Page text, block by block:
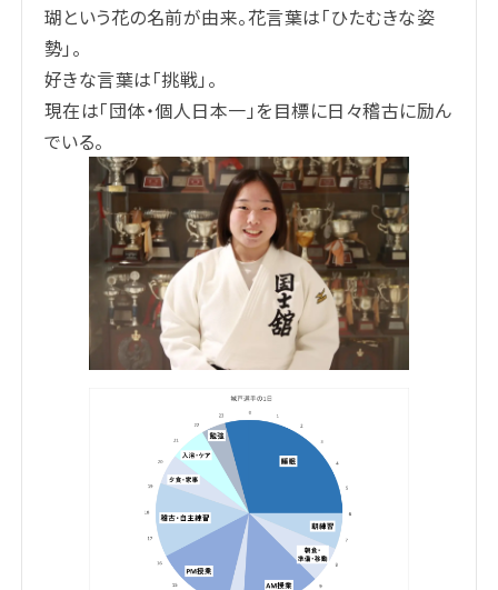
瑚という花の名前が由来。花言葉は「ひたむきな姿
勢」。
好きな言葉は「挑戦」。
現在は「団体・個人日本一」を目標に日々稽古に励ん
でいる。